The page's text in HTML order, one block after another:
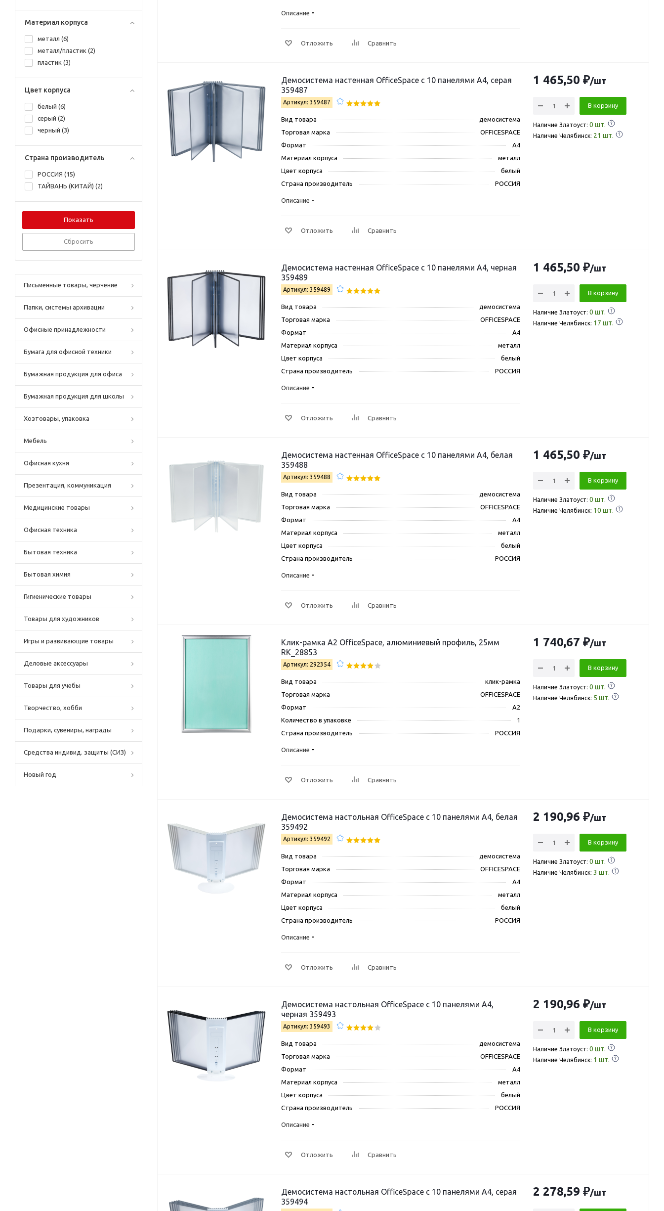
Описание
Отложить Сравнить
Демосистема настенная OfficeSpace с 10 панелями А4, серая
359487
Артикул: 359487
Вид товара
демосистема
Торговая марка
OFFICESPACE
Формат
A4
Материал корпуса
металл
Цвет корпуса
белый
Страна производитель
РОССИЯ
Описание
Отложить Сравнить
1 465,50 ₽/шт
В корзину
Наличие Златоуст: 0 шт.
Наличие Челябинск: 21 шт.
Демосистема настенная OfficeSpace с 10 панелями А4, черная
359489
Артикул: 359489
Вид товара
демосистема
Торговая марка
OFFICESPACE
Формат
A4
Материал корпуса
металл
Цвет корпуса
белый
Страна производитель
РОССИЯ
Описание
Отложить Сравнить
1 465,50 ₽/шт
В корзину
Наличие Златоуст: 0 шт.
Наличие Челябинск: 17 шт.
Демосистема настенная OfficeSpace с 10 панелями А4, белая
359488
Артикул: 359488
Вид товара
демосистема
Торговая марка
OFFICESPACE
Формат
A4
Материал корпуса
металл
Цвет корпуса
белый
Страна производитель
РОССИЯ
Описание
Отложить Сравнить
1 465,50 ₽/шт
В корзину
Наличие Златоуст: 0 шт.
Наличие Челябинск: 10 шт.
Клик-рамка А2 OfficeSpace, алюминиевый профиль, 25мм
RK_28853
Артикул: 292354
Вид товара
клик-рамка
Торговая марка
OFFICESPACE
Формат
A2
Количество в упаковке
1
Страна производитель
РОССИЯ
Описание
Отложить Сравнить
1 740,67 ₽/шт
В корзину
Наличие Златоуст: 0 шт.
Наличие Челябинск: 5 шт.
Демосистема настольная OfficeSpace с 10 панелями А4, белая
359492
Артикул: 359492
Вид товара
демосистема
Торговая марка
OFFICESPACE
Формат
A4
Материал корпуса
металл
Цвет корпуса
белый
Страна производитель
РОССИЯ
Описание
Отложить Сравнить
2 190,96 ₽/шт
В корзину
Наличие Златоуст: 0 шт.
Наличие Челябинск: 3 шт.
Демосистема настольная OfficeSpace с 10 панелями А4,
черная 359493
Артикул: 359493
Вид товара
демосистема
Торговая марка
OFFICESPACE
Формат
A4
Материал корпуса
металл
Цвет корпуса
белый
Страна производитель
РОССИЯ
Описание
Отложить Сравнить
2 190,96 ₽/шт
В корзину
Наличие Златоуст: 0 шт.
Наличие Челябинск: 1 шт.
Демосистема настольная OfficeSpace с 10 панелями А4, серая
359494
2 278,59 ₽/шт
Материал корпуса
металл (6)
металл/пластик (2)
пластик (3)
Цвет корпуса
белый (6)
серый (2)
черный (3)
Страна производитель
РОССИЯ (15)
ТАЙВАНЬ (КИТАЙ) (2)
Сбросить
Письменные товары, черчение
Папки, системы архивации
Офисные принадлежности
Бумага для офисной техники
Бумажная продукция для офиса
Бумажная продукция для школы
Хозтовары, упаковка
Мебель
Офисная кухня
Презентация, коммуникация
Медицинские товары
Офисная техника
Бытовая техника
Бытовая химия
Гигиенические товары
Товары для художников
Игры и развивающие товары
Деловые аксессуары
Товары для учебы
Творчество, хобби
Подарки, сувениры, награды
Средства индивид. защиты (СИЗ)
Новый год